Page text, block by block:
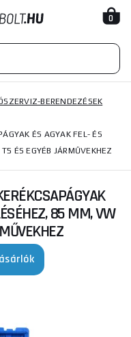
0
BERENDEZÉSEK
ÉS AGYAK FEL- ÉS
ÉS EGYÉB JÁRMŰVEKHEZ
85 MM, VW